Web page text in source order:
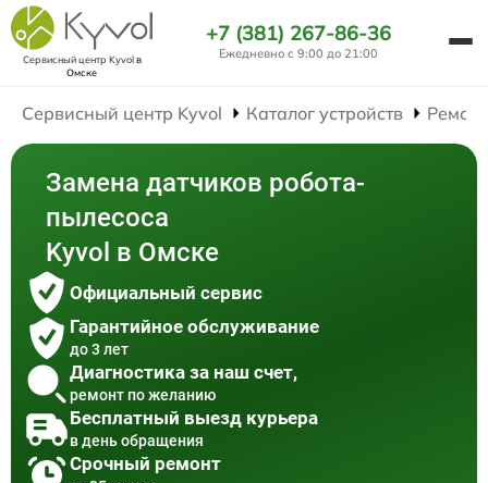
Сервисный центр Kyvolв
Омске
+7 (381) 267-86-36
Ежедневно с 9:00 до 21:00
Сервисный центр Kyvol Каталог устройств
Замена датчиков робота-
пылесоса
Kyvol в Омске
Официальный сервис
Гарантийное обслуживание
до 3 лет
Диагностика за наш счет,
ремонт по желанию
Бесплатный выезд курьера
в день обращения
Срочный ремонт